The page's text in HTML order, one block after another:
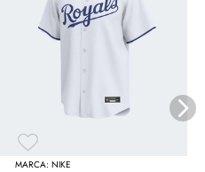
NIKE